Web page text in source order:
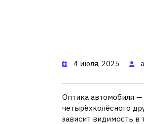
4 июля, 2025
Оптика автомобиля —
четырёхколёсного
зависит видимость в